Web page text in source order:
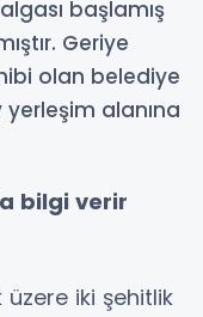
başlamış
Geriye
olan belediye
alanına
bilgi verir
iki şehitlik